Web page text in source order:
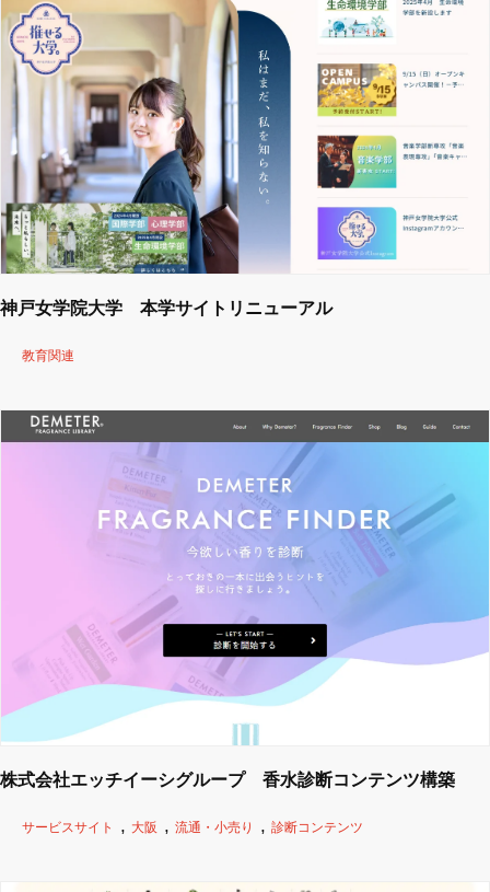
神戸女学院大学 本学サイトリニューアル
教育関連
株式会社エッチイーシグループ 香水診断コンテンツ構築
サービスサイト 大阪 流通・小売り 診断コンテンツ